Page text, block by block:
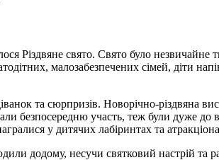
Різдвяне свято. Свято було
малозабезпечених сімей, діти
та сюрпризів. Новорічно-різдвяна
безпосередню участь, теж були дуже
у дитячих лабіринтах та
додому, несучи святковий настрій та